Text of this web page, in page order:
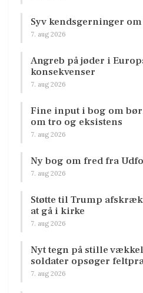
Syv kendsgerninger om
7. aug 2026
Angreb på jøder i
konsekvenser
7. aug 2026
Fine input i bog om
om tro og eksistens
7. aug 2026
Ny bog om fred fra
7. aug 2026
Støtte til Trump
at gå i kirke
7. aug 2026
Nyt tegn på stille
soldater opsøger
7. aug 2026